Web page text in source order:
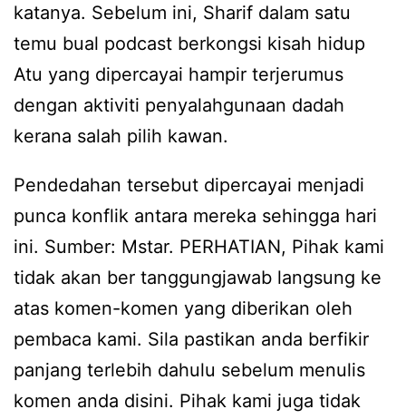
katanya. Sebelum ini, Sharif dalam satu
temu bual podcast berkongsi kisah hidup
Atu yang dipercayai hampir terjerumus
dengan aktiviti penyalahgunaan dadah
kerana salah pilih kawan.
Pendedahan tersebut dipercayai menjadi
punca konflik antara mereka sehingga hari
ini. Sumber: Mstar. PERHATIAN, Pihak kami
tidak akan ber tanggungjawab langsung ke
atas komen-komen yang diberikan oleh
pembaca kami. Sila pastikan anda berfikir
panjang terlebih dahulu sebelum menulis
komen anda disini. Pihak kami juga tidak